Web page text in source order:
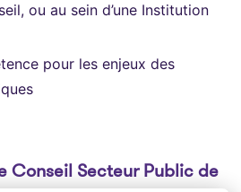
ou au sein d’une Institution
pour les enjeux des
Conseil Secteur Public de